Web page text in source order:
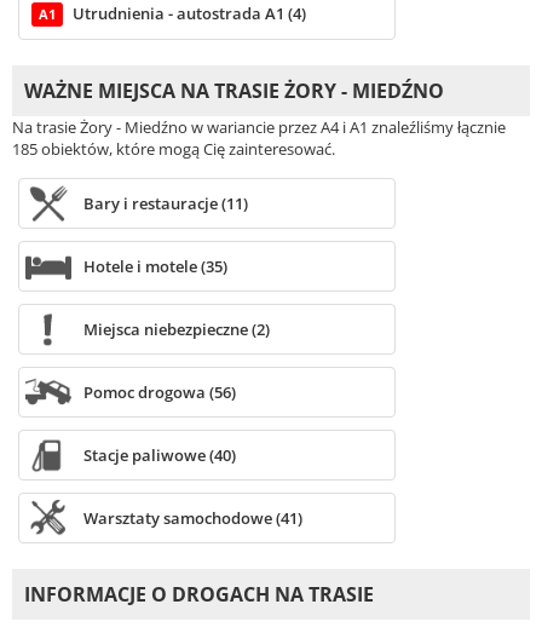
A1 Utrudnienia - autostrada A1 (4)
WAŻNE MIEJSCA NA TRASIE ŻORY - MIEDŹNO
Na trasie Żory - Miedźno w wariancie przez A4 i A1 znaleźliśmy łącznie
185 obiektów, które mogą Cię zainteresować.
Bary i restauracje (11)
Hotele i motele (35)
Miejsca niebezpieczne (2)
Pomoc drogowa (56)
Stacje paliwowe (40)
Warsztaty samochodowe (41)
INFORMACJE O DROGACH NA TRASIE